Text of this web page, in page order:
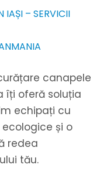
IAȘI – SERVICII
canapele
îți oferă soluția
echipați cu
și o
redea
tău.